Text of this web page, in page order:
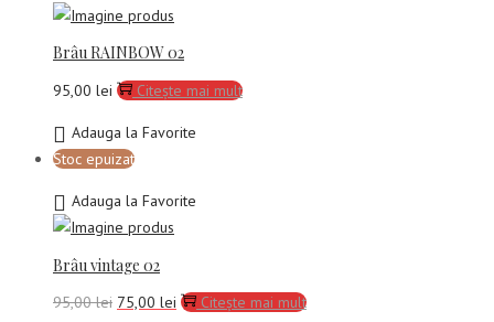
Brâu RAINBOW 02
95,00 lei Citește mai mult
Adauga la Favorite
Stoc epuizat
Adauga la Favorite
Brâu vintage 02
95,00lei Prețul
75,00 lei PrețulCitește mai mult